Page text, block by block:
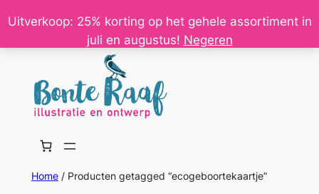
Uitverkoop: 25% korting op het gehele assortiment in
juli en augustus! Negeren
Ga
de
Home/ Producten getagged “ecogeboortekaartje”